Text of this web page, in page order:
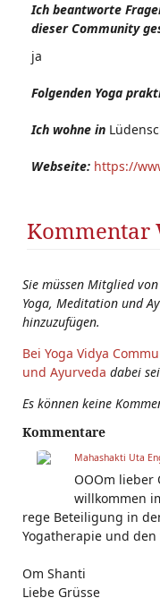
Ich beantworte
dieser Community
ja
Folgenden Yoga
Ich wohne in
Webseite: https://
Kommentar
Sie müssen Mitglied
Yoga, Meditation und
hinzuzufügen.
Bei Yoga Vidya
und Ayurveda dabei
Es können keine
Kommentare
Mahashakti Uta
OOOm lieber
willkommen
rege Beteiligung in
Yogatherapie und
Om Shanti
Liebe Grüsse